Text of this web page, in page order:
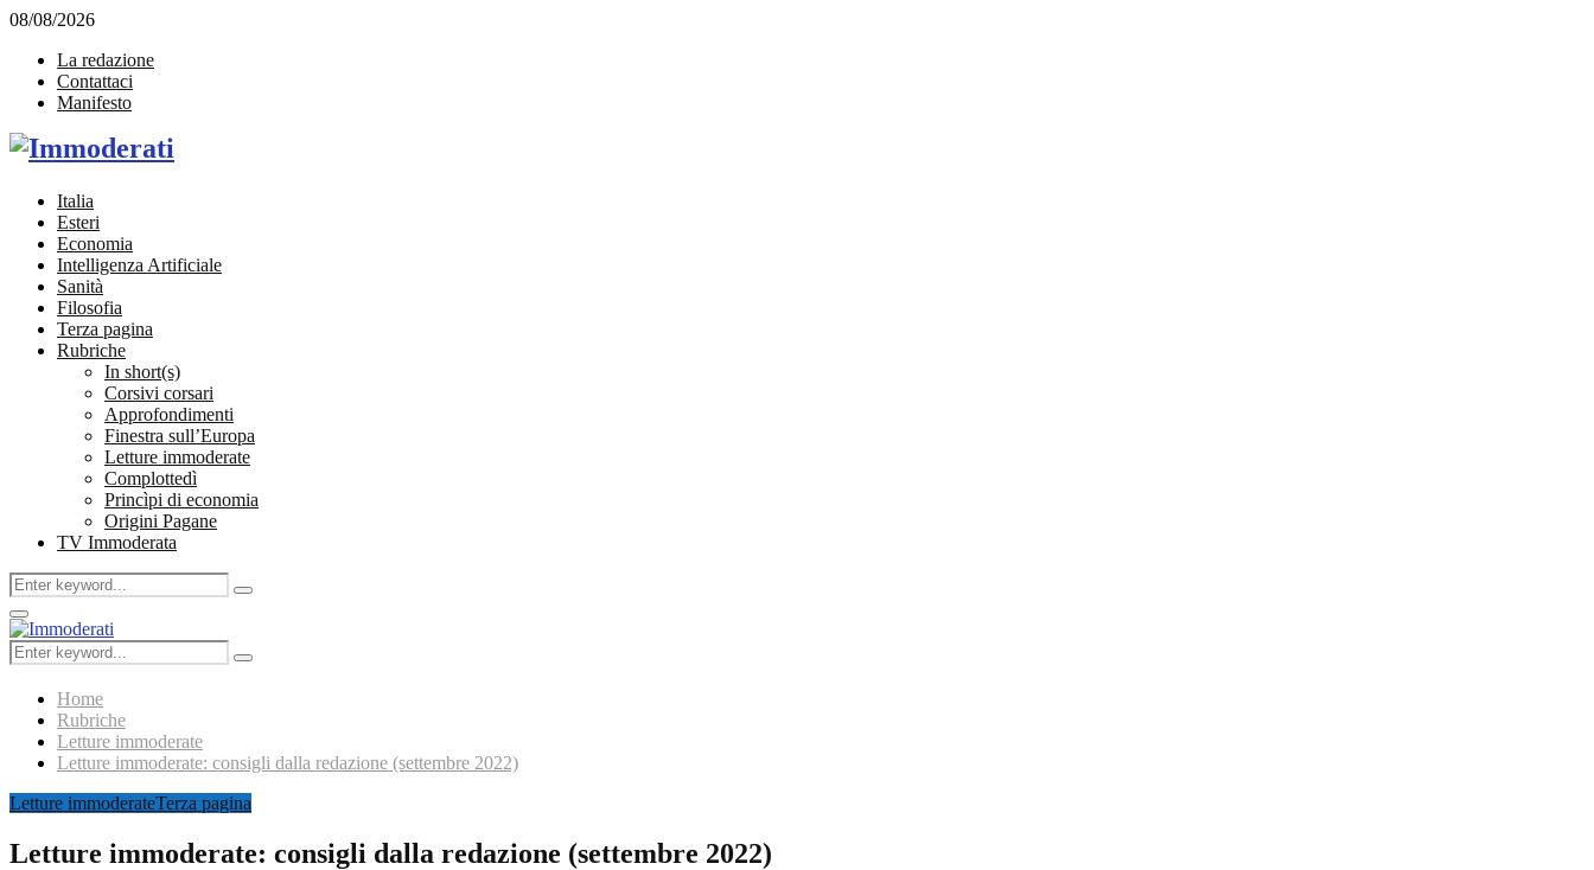
08/08/2026
La redazione
Contattaci
Manifesto
Facebook
Twitter
Instagram
Linkedin
Email
Italia
Esteri
Economia
Intelligenza Artificiale
Sanità
Filosofia
Terza pagina
Rubriche
In short(s)
Corsivi corsari
Approfondimenti
Finestra sull’Europa
Letture immoderate
Complottedì
Princìpi di economia
Origini Pagane
TV Immoderata
Search
for:
Search
Primary
Menu
Search
for:
Search
Home
Rubriche
Letture immoderate
Letture immoderate: consigli dalla redazione (settembre 2022)
Letture immoderateTerza pagina
Letture immoderate: consigli dalla redazione (settembre 2022)